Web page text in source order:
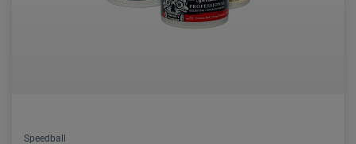
Speedball